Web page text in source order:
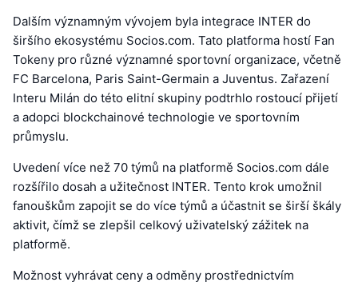
Dalším významným vývojem byla integrace INTER do
širšího ekosystému Socios.com. Tato platforma hostí Fan
Tokeny pro různé významné sportovní organizace, včetně
FC Barcelona, Paris Saint-Germain a Juventus. Zařazení
Interu Milán do této elitní skupiny podtrhlo rostoucí přijetí
a adopci blockchainové technologie ve sportovním
průmyslu.
Uvedení více než 70 týmů na platformě Socios.com dále
rozšířilo dosah a užitečnost INTER. Tento krok umožnil
fanouškům zapojit se do více týmů a účastnit se širší škály
aktivit, čímž se zlepšil celkový uživatelský zážitek na
platformě.
Možnost vyhrávat ceny a odměny prostřednictvím